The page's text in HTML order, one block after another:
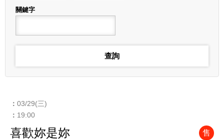
結束日期
關鍵字
03/29(三)
19:00
喜歡妳是妳 售